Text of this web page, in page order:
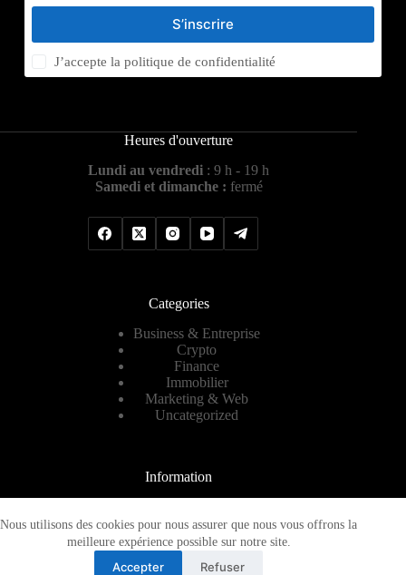
Nous utilisons des cookies pour nous assurer que nous vous offrons la
meilleure expérience possible sur notre site.
Accepter Refuser
S’inscrire
J’accepte lapolitique de confidentialité
Heures d'ouverture
Lundi au vendredi : 9 h - 19 h
Samedi et dimanche : fermé
Categories
Business & Entreprise
Crypto
Finance
Immobilier
Marketing & Web
Uncategorized
Information
A propos
Plan de site
Mentions légales